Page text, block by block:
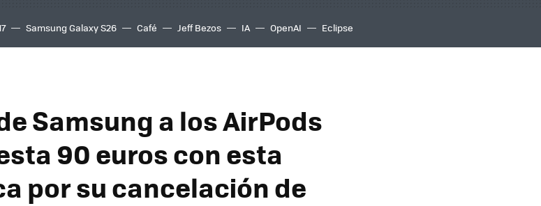
Samsung Galaxy S26 Café Jeff Bezos IA OpenAI Eclipse
Samsung a los AirPods
90 euros con esta
por su cancelación de